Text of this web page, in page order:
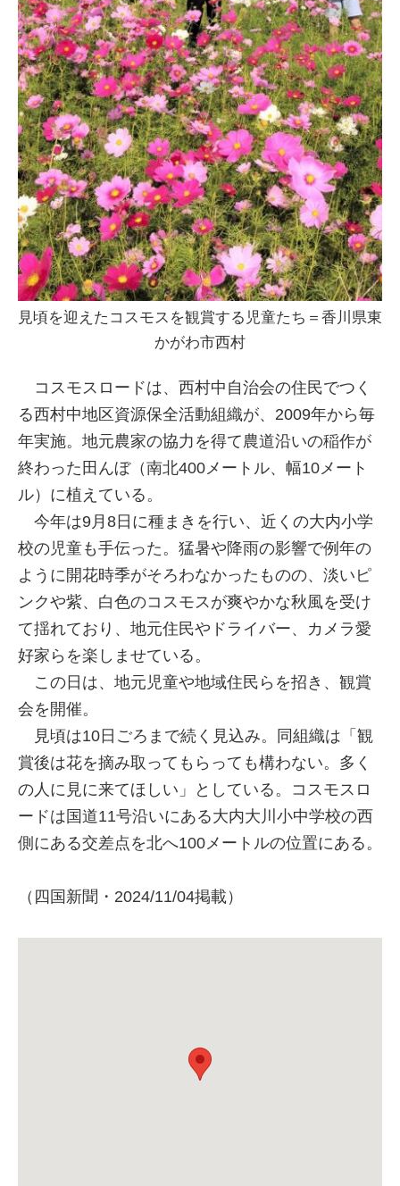
見頃を迎えたコスモスを観賞する児童たち＝香川県東
かがわ市西村
コスモスロードは、西村中自治会の住民でつく
る西村中地区資源保全活動組織が、2009年から毎
年実施。地元農家の協力を得て農道沿いの稲作が
終わった田んぼ（南北400メートル、幅10メート
ル）に植えている。
今年は9月8日に種まきを行い、近くの大内小学
校の児童も手伝った。猛暑や降雨の影響で例年の
ように開花時季がそろわなかったものの、淡いピ
ンクや紫、白色のコスモスが爽やかな秋風を受け
て揺れており、地元住民やドライバー、カメラ愛
好家らを楽しませている。
この日は、地元児童や地域住民らを招き、観賞
会を開催。
見頃は10日ごろまで続く見込み。同組織は「観
賞後は花を摘み取ってもらっても構わない。多く
の人に見に来てほしい」としている。コスモスロ
ードは国道11号沿いにある大内大川小中学校の西
側にある交差点を北へ100メートルの位置にある。
（四国新聞・2024/11/04掲載）